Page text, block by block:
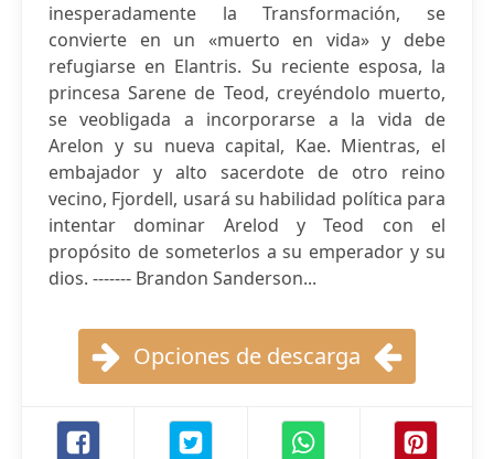
inesperadamente la Transformación, se
convierte en un «muerto en vida» y debe
refugiarse en Elantris. Su reciente esposa, la
princesa Sarene de Teod, creyéndolo muerto,
se veobligada a incorporarse a la vida de
Arelon y su nueva capital, Kae. Mientras, el
embajador y alto sacerdote de otro reino
vecino, Fjordell, usará su habilidad política para
intentar dominar Arelod y Teod con el
propósito de someterlos a su emperador y su
dios. ------- Brandon Sanderson...
Opciones de descarga